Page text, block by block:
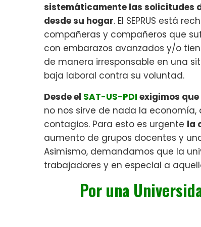
sistemáticamente las solicitudes
desde su hogar. El SEPRUS está
compañeras y compañeros que
con embarazos avanzados y/o
de manera irresponsable en una
baja laboral contra su voluntad.
Desde el SAT-US-PDI exigimos
no nos sirve de nada la
contagios. Para esto es urgente la
aumento de grupos docentes y
Asimismo, demandamos que la
trabajadores y en especial a
Por una